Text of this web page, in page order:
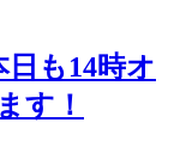
も14時オ
す！